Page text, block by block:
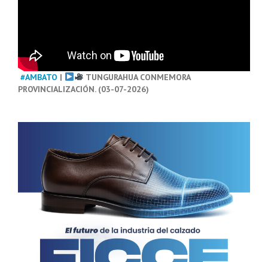
#AMBATO |
TUNGURAHUA CONMEMORA
PROVINCIALIZACIÓN. (03-07-2026)